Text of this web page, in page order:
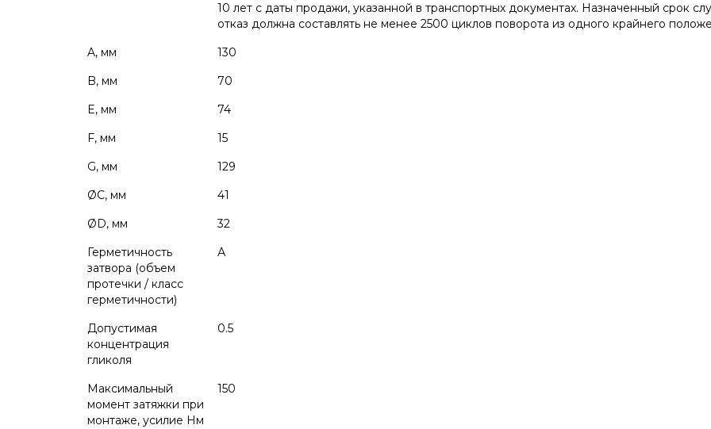
10 лет с даты продажи, указанной в транспортных документах. Назначенный срок
отказ должна составлять не менее 2500 циклов поворота из одного крайнего
A, мм
130
B, мм
70
E, мм
74
F, мм
15
G, мм
129
ØC, мм
41
ØD, мм
32
Герметичность
затвора (объем
протечки / класс
герметичности)
А
Допустимая
концентрация
гликоля
0.5
Максимальный
момент затяжки при
монтаже, усилие Нм
150